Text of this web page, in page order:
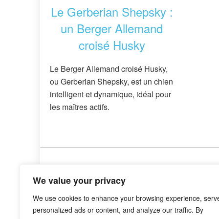
We value your privacy
We use cookies to enhance your browsing experience,
personalized ads or content, and analyze our traffic. By
Le Gerberian Shepsky :
un Berger Allemand
croisé Husky
Le Berger Allemand croisé Husky,
ou Gerberian Shepsky, est un chien
intelligent et dynamique, idéal pour
les maîtres actifs.